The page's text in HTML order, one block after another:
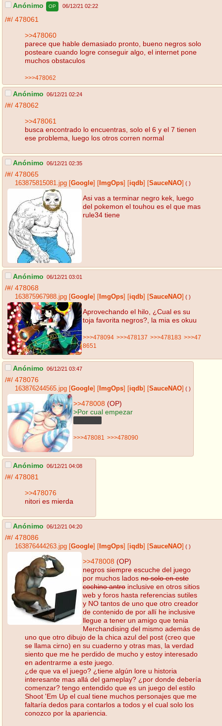
Anónimo OP 06/12/21 02:22
/#/ 478061
>>478060
parece que hable demasiado pronto, bueno negros solo
posteare cuando logre conseguir algo, el internet pone
muchos obstaculos
>>>478062
Anónimo 06/12/21 02:24
/#/ 478062
>>478061
busca encontrado lo encuentras, solo el 6 y el 7 tienen
ese problema, luego los otros corren normal
Anónimo 06/12/21 02:35
/#/ 478065
163875815081.jpg Google ImgOps iqdb SauceNAO ( )
Asi vas a terminar negro kek, luego
del pokemon el touhou es el que mas
rule34 tiene
Anónimo 06/12/21 03:01
/#/ 478068
163875967988.jpg Google ImgOps iqdb SauceNAO ( )
Aprovechando el hilo, ¿Cual es su
toja favorita negros?, la mia es okuu
>>>478094 >>>478137 >>>478183 >>>47
8651
Anónimo 06/12/21 03:47
/#/ 478076
163876244565.jpg Google ImgOps iqdb SauceNAO ( )
>>478008 (OP)
>Por cual empezar
>>>478081 >>>478090
Anónimo 06/12/21 04:08
/#/ 478081
>>478076
nitori es mierda
Anónimo 06/12/21 04:20
/#/ 478086
163876444263.jpg Google ImgOps iqdb SauceNAO ( )
>>478008 (OP)
negros siempre escuche del juego
por muchos lados no solo en este
cochino antro inclusive en otros sitios
web y foros hasta referencias sutiles
y NO tantos de uno que otro creador
de contenido de por allí he inclusive
llegue a tener un amigo que tenia
Merchandising del mismo además de
uno que otro dibujo de la chica azul del post (creo que
se llama cirno) en su cuaderno y otras mas, la verdad
siento que me he perdido de mucho y estoy interesado
en adentrarme a este juego.
¿de que va el juego? ¿tiene algún lore u historia
interesante mas allá del gameplay? ¿por donde debería
comenzar? tengo entendido que es un juego del estilo
Shoot 'Em Up el cual tiene muchos personajes que me
faltaría dedos para contarlos a todos y el cual solo los
conozco por la apariencia.